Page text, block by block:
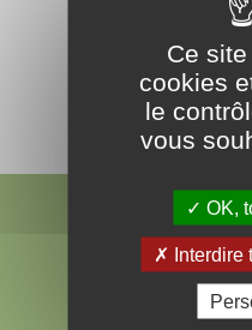
© 2026 AVAE
Ce
cookies
le
vous
OK,
Interdire